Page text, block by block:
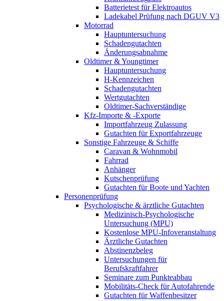
Batterietest für Elektroautos
Ladekabel Prüfung nach DGUV V3
Motorrad
Hauptuntersuchung
Schadengutachten
Änderungsabnahme
Oldtimer & Youngtimer
Hauptuntersuchung
H-Kennzeichen
Schadengutachten
Wertgutachten
Oldtimer-Sachverständige
Kfz-Importe & -Exporte
Importfahrzeug Zulassung
Gutachten für Exportfahrzeuge
Sonstige Fahrzeuge & Schiffe
Caravan & Wohnmobil
Fahrrad
Anhänger
Kutschenprüfung
Gutachten für Boote und Yachten
Personenprüfung
Psychologische & ärztliche Gutachten
Medizinisch-Psychologische
Untersuchung (MPU)
Kostenlose MPU-Infoveranstaltung
Ärztliche Gutachten
Abstinenzbeleg
Untersuchungen für
Berufskraftfahrer
Seminare zum Punkteabbau
Mobilitäts-Check für Autofahrende
Gutachten für Waffenbesitzer